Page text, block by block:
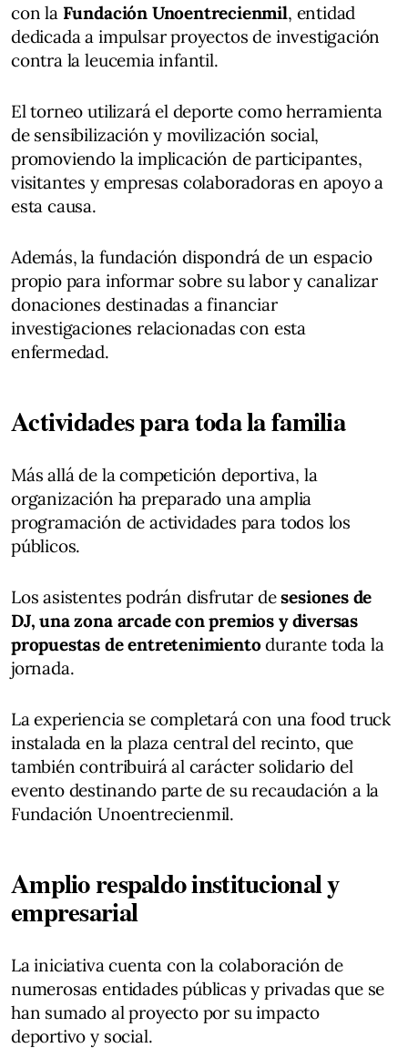
con la Fundación Unoentrecienmil, entidad
dedicada a impulsar proyectos de investigación
contra la leucemia infantil.
El torneo utilizará el deporte como herramienta
de sensibilización y movilización social,
promoviendo la implicación de participantes,
visitantes y empresas colaboradoras en apoyo a
esta causa.
Además, la fundación dispondrá de un espacio
propio para informar sobre su labor y canalizar
donaciones destinadas a financiar
investigaciones relacionadas con esta
enfermedad.
Actividades para toda la familia
Más allá de la competición deportiva, la
organización ha preparado una amplia
programación de actividades para todos los
públicos.
Los asistentes podrán disfrutar desesiones de
DJ, una zona arcade con premios y diversas
propuestas de entretenimientodurante toda la
jornada.
La experiencia se completará con una food truck
instalada en la plaza central del recinto, que
también contribuirá al carácter solidario del
evento destinando parte de su recaudación a la
Fundación Unoentrecienmil.
Amplio respaldo institucional y
empresarial
La iniciativa cuenta con la colaboración de
numerosas entidades públicas y privadas que se
han sumado al proyecto por su impacto
deportivo y social.